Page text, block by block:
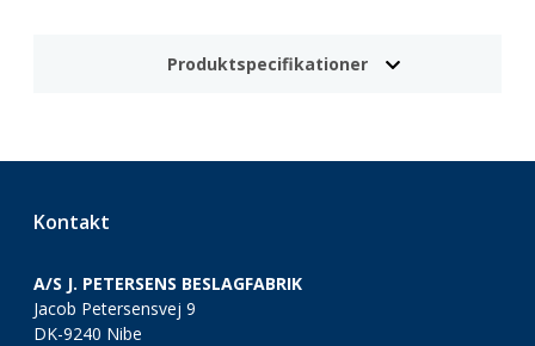
Produktspecifikationer
Kontakt
A/S J. PETERSENS BESLAGFABRIK
Jacob Petersensvej 9
DK-9240 Nibe